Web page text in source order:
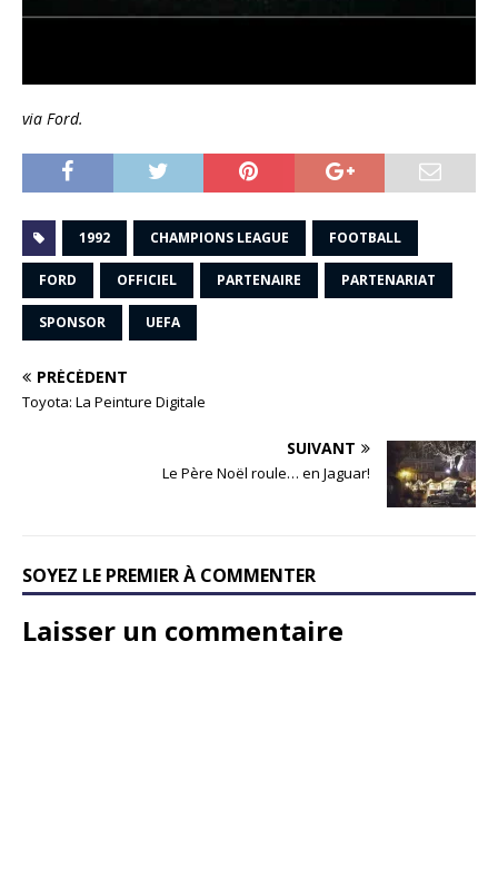
via Ford.
1992 CHAMPIONS LEAGUE FOOTBALL
FORD OFFICIEL PARTENAIRE PARTENARIAT
SPONSOR UEFA
PRÉCÉDENT
Toyota: La Peinture Digitale
SUIVANT
Le Père Noël roule… en Jaguar!
SOYEZ LE PREMIER À COMMENTER
Laisser un commentaire